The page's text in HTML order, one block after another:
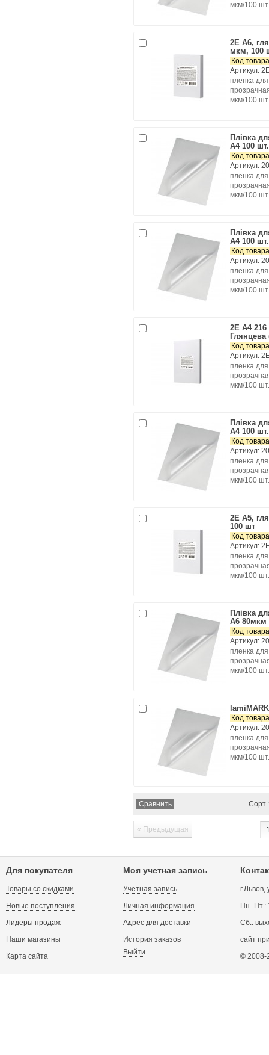
мкм/100
2E A6,
мкм, 100
Код
Артикул:
пленка
мкм/100
Плівка
А4 100
Код
Артикул:
пленка
мкм/100
Плівка
А4 100
Код
Артикул:
пленка
мкм/100
2E A4
Глянцева
Код
Артикул:
пленка
мкм/100
Плівка
А4 100
Код
Артикул:
пленка
мкм/100
2E A5,
100 шт
Код
Артикул:
пленка
мкм/100
Плівка
A6 80мкм
Код
Артикул:
пленка
мкм/100
Код
Артикул:
пленка
мкм/100
Сорт.:
« Предыдущая
Для покупателя
Товары со скидками
Новые поступления
Лидеры продаж
Наши магазины
Карта сайта
Моя учетная запись
Учетная запись
Личная информация
Адрес для доставки
История заказов
Выйти
Пн.-Пт.:
Сб.:
сайт
© 2008-